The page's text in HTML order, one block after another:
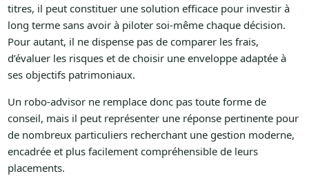
titres, il peut constituer une solution efficace pour investir à
long terme sans avoir à piloter soi-même chaque décision.
Pour autant, il ne dispense pas de comparer les frais,
d’évaluer les risques et de choisir une enveloppe adaptée à
ses objectifs patrimoniaux.
Un robo-advisor ne remplace donc pas toute forme de
conseil, mais il peut représenter une réponse pertinente pour
de nombreux particuliers recherchant une gestion moderne,
encadrée et plus facilement compréhensible de leurs
placements.